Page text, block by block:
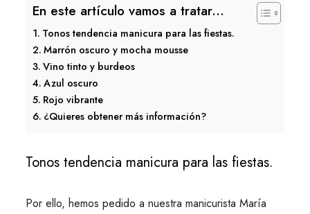
En este artículo vamos a tratar...
Tonos tendencia manicura para las fiestas.
Marrón oscuro y mocha mousse
Vino tinto y burdeos
Azul oscuro
Rojo vibrante
¿Quieres obtener más información?
Tonos tendencia manicura para las fiestas.
Por ello, hemos pedido a nuestra manicurista María